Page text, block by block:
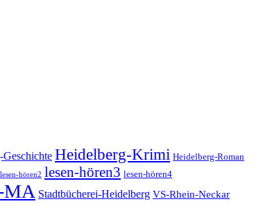
Heidelberg-Krimi Heidelberg-Roman
lesen-hören2 lesen-hören3 lesen-hören4
MA Stadtbücherei-Heidelberg VS-Rhein-Neckar